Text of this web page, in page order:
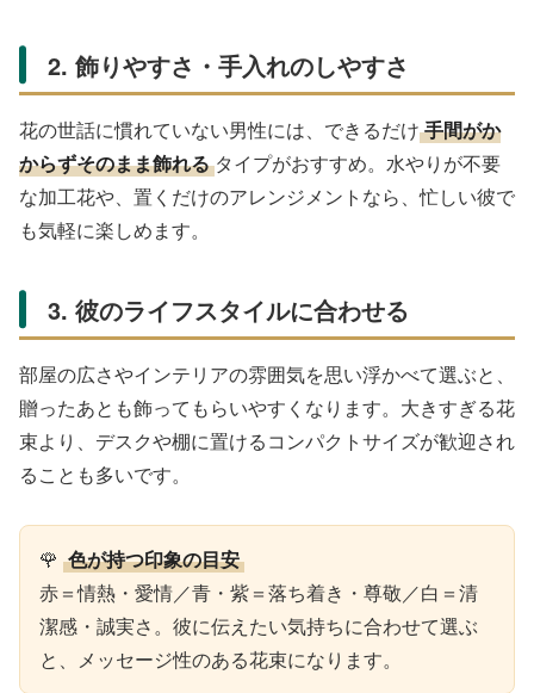
2. 飾りやすさ・手入れのしやすさ
花の世話に慣れていない男性には、できるだけ 手間がか
からずそのまま飾れる タイプがおすすめ。水やりが不要
な加工花や、置くだけのアレンジメントなら、忙しい彼で
も気軽に楽しめます。
3. 彼のライフスタイルに合わせる
部屋の広さやインテリアの雰囲気を思い浮かべて選ぶと、
贈ったあとも飾ってもらいやすくなります。大きすぎる花
束より、デスクや棚に置けるコンパクトサイズが歓迎され
ることも多いです。
🌹 色が持つ印象の目安
赤＝情熱・愛情／青・紫＝落ち着き・尊敬／白＝清
潔感・誠実さ。彼に伝えたい気持ちに合わせて選ぶ
と、メッセージ性のある花束になります。